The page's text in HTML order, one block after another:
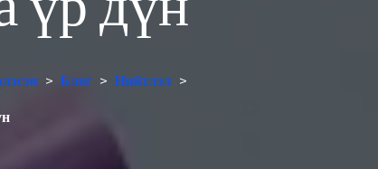
> Блог > Нийтлэл >